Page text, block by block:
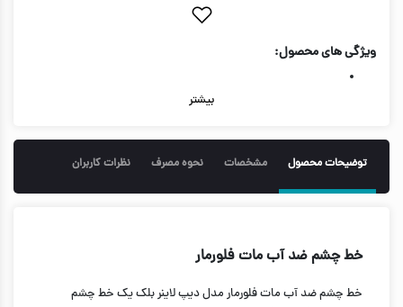
ویژگی های محصول:
بیشتر
توضیحات محصول مشخصات نحوه مصرف نظرات کاربران
خط چشم ضد آب مات فلورمار
خط چشم ضد آب مات فلورمار مدل دیپ لاینر بلک یک خط چشم